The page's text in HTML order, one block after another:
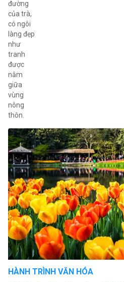
đường
của trà,
có ngôi
làng đẹp
như
tranh
được
nằm
giữa
vùng
nông
thôn.
HÀNH TRÌNH VĂN HÓA